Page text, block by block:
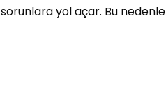
yol açar. Bu nedenle